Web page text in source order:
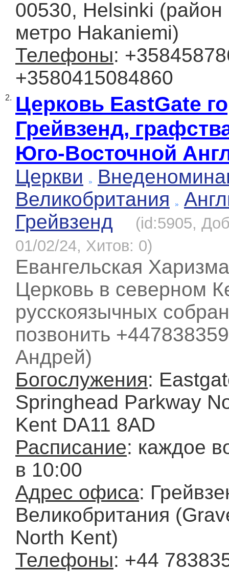
00530, Helsinki (район
метро Hakaniemi)
Телефоны:
+3580415084860
2. Церковь EastGate
Грейвзенд,
Юго-Восточной
Церкви
Великобритания
Грейвзенд
(id:5905,
01/02/24, Хитов: 0)
Евангельская
Церковь в северном
русскоязычных
позвонить
Андрей)
Богослужения:
Springhead Parkway
Kent DA11 8AD
Расписание: каждое
в 10:00
Адрес офиса:
Великобритания
North Kent)
Телефоны: +44